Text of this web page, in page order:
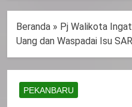
Beranda » Pj Walikota
Uang dan Waspadai Isu
PEKANBARU